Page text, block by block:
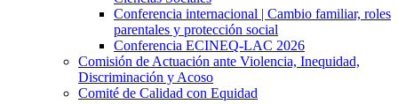
Conferencia internacional | Cambio familiar, roles
parentales y protección social
Conferencia ECINEQ-LAC 2026
Comisión de Actuación ante Violencia, Inequidad,
Discriminación y Acoso
Comité de Calidad con Equidad